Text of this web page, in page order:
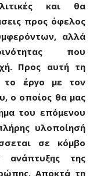
και θα
προς όφελος
αλλά
που
Προς αυτή τη
το έργο με τον
ο οποίος θα μας
του επόμενου
υλοποίησή
σε κόμβο
ανάπτυξης της
Αποκτά τη